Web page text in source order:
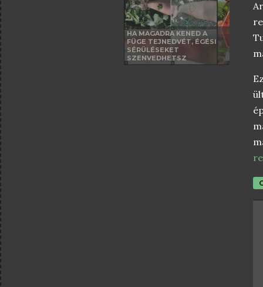
HA MAGADRA KENED A
FÜGE TEJNEDVÉT, ÉGÉSI
SÉRÜLÉSEKET
SZENVEDHETSZ